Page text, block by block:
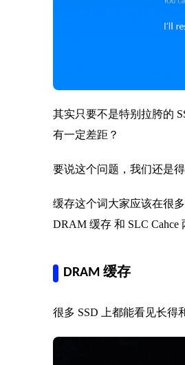
其实只要不是特别拉胯的
有一定差距？
要说这个问题，我们还是
缓存这个词大家应该在很
DRAM 缓存 和 SLC Cahce
DRAM 缓存
很多 SSD 上都能看见长得